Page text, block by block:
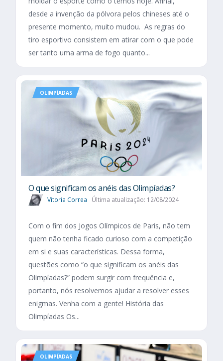
desde a invenção da pólvora pelos chineses até o
presente momento, muito mudou. As regras do
tiro esportivo consistem em atirar com o que pode
ser tanto uma arma de fogo quanto...
OLIMPÍADAS
O que significam os anéis das Olimpíadas?
Vitoria Correa Última atualização: 12/08/2024
Com o fim dos Jogos Olímpicos de Paris, não tem
quem não tenha ficado curioso com a competição
em si e suas características. Dessa forma,
questões como “o que significam os anéis das
Olimpíadas?” podem surgir com frequência e,
portanto, nós resolvemos ajudar a resolver esses
enigmas. Venha com a gente! História das
Olimpíadas Os...
OLIMPÍADAS